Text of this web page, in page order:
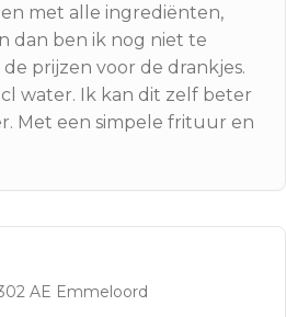
met alle ingrediënten,
dan ben ik nog niet te
prijzen voor de drankjes.
water. Ik kan dit zelf beter
Met een simpele frituur en
AE Emmeloord